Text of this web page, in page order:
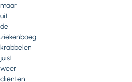
maar
uit
de
ziekenboeg
krabbelen
juist
weer
cliënten